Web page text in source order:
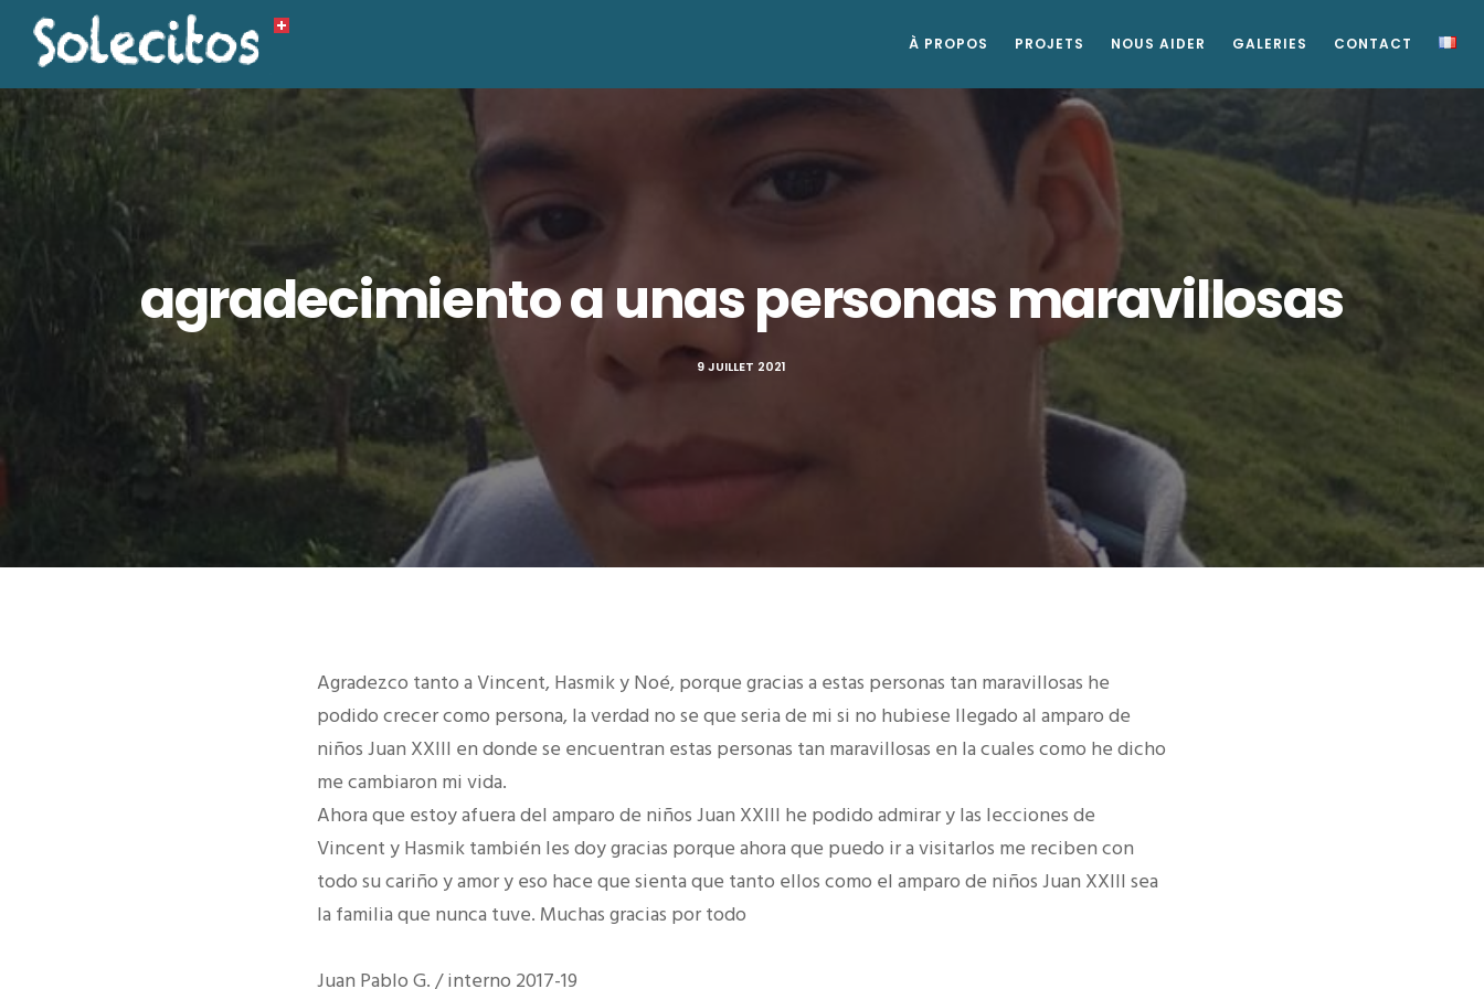
À PROPOS PROJETS NOUS AIDER GALERIES CONTACT
agradecimiento a unas personas maravillosas
9 JUILLET 2021
Agradezco tanto a Vincent, Hasmik y Noé, porque gracias a estas personas tan maravillosas he
podido crecer como persona, la verdad no se que seria de mi si no hubiese llegado al amparo de
niños Juan XXIII en donde se encuentran estas personas tan maravillosas en la cuales como he dicho
me cambiaron mi vida.
Ahora que estoy afuera del amparo de niños Juan XXIII he podido admirar y las lecciones de
Vincent y Hasmik también les doy gracias porque ahora que puedo ir a visitarlos me reciben con
todo su cariño y amor y eso hace que sienta que tanto ellos como el amparo de niños Juan XXIII sea
la familia que nunca tuve. Muchas gracias por todo
Juan Pablo G. / interno 2017-19